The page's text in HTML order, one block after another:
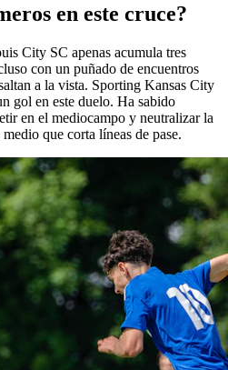
en este cruce?
City SC apenas acumula tres
con un puñado de encuentros
a la vista. Sporting Kansas City
gol en este duelo. Ha sabido
en el mediocampo y neutralizar la
que corta líneas de pase.